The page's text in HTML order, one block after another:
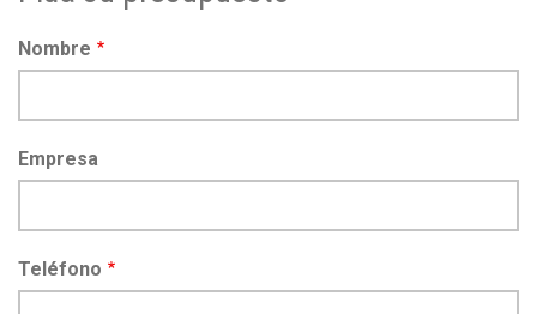
Nombre
Empresa
Teléfono